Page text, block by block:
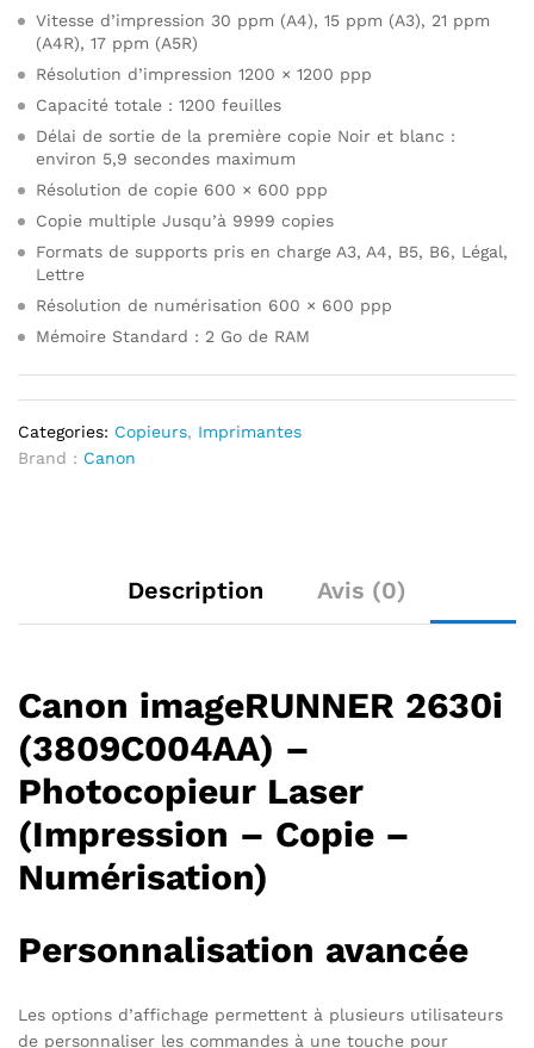
Vitesse d’impression 30 ppm (A4), 15 ppm (A3), 21 ppm
(A4R), 17 ppm (A5R)
Résolution d’impression 1200 × 1200 ppp
Capacité totale : 1200 feuilles
Délai de sortie de la première copie Noir et blanc :
environ 5,9 secondes maximum
Résolution de copie 600 × 600 ppp
Copie multiple Jusqu’à 9999 copies
Formats de supports pris en charge A3, A4, B5, B6, Légal,
Lettre
Résolution de numérisation 600 × 600 ppp
Mémoire Standard : 2 Go de RAM
Categories: Copieurs, Imprimantes
Brand : Canon
Description Avis (0)
Canon imageRUNNER 2630i
(3809C004AA) –
Photocopieur Laser
(Impression – Copie –
Numérisation)
Personnalisation avancée
Les options d’affichage permettent à plusieurs utilisateurs
de personnaliser les commandes à une touche pour